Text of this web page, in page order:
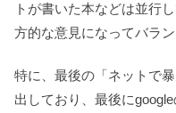
トが書いた本などは並行
方的な意見になってバラン
特に、最後の「ネットで
出しており、最後に